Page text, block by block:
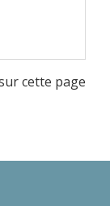
cette page